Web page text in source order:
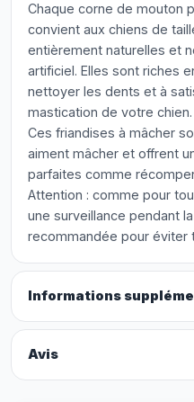
Chaque corne de mouton
convient aux chiens de
entièrement naturelles et
artificiel. Elles sont riches
nettoyer les dents et à
mastication de votre chien.
Ces friandises à mâcher
aiment mâcher et offrent
parfaites comme
Attention : comme pour
une surveillance pendant
recommandée pour
Informations
Avis